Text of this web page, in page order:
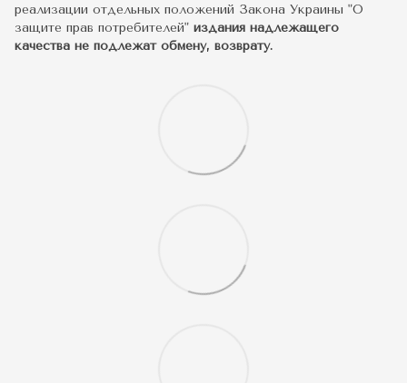
реализации отдельных положений Закона Украины "О
защите прав потребителей" издания надлежащего
качества не подлежат обмену, возврату.